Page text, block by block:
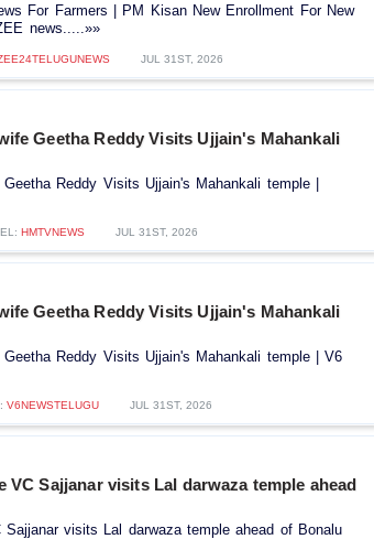
For Farmers | PM Kisan New Enrollment For New
news.....»»
JUL 31ST, 2026
Geetha Reddy Visits Ujjain's Mahankali
Reddy Visits Ujjain's Mahankali temple |
HMTVNEWS JUL 31ST, 2026
Geetha Reddy Visits Ujjain's Mahankali
Reddy Visits Ujjain's Mahankali temple | V6
V6NEWSTELUGU JUL 31ST, 2026
VC Sajjanar visits Lal darwaza temple ahead
Sajjanar visits Lal darwaza temple ahead of Bonalu